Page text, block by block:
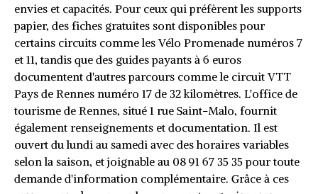
envies et capacités. Pour ceux qui préfèrent les supports
papier, des fiches gratuites sont disponibles pour
certains circuits comme les Vélo Promenade numéros 7
et 11, tandis que des guides payants à 6 euros
documentent d'autres parcours comme le circuit VTT
Pays de Rennes numéro 17 de 32 kilomètres. L'office de
tourisme de Rennes, situé 1 rue Saint-Malo, fournit
également renseignements et documentation. Il est
ouvert du lundi au samedi avec des horaires variables
selon la saison, et joignable au 08 91 67 35 35 pour toute
demande d'information complémentaire. Grâce à ces